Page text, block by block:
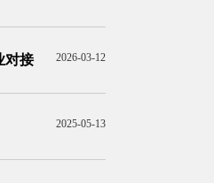
对接 2026-03-12
2025-05-13